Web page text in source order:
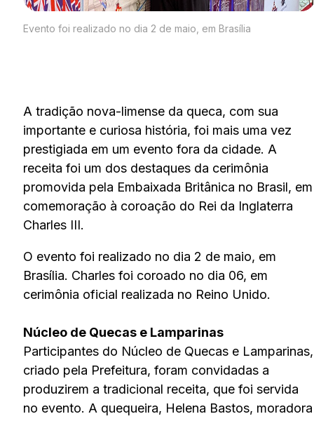
Evento foi realizado no dia 2 de maio, em Brasília
A tradição nova-limense da queca, com sua
importante e curiosa história, foi mais uma vez
prestigiada em um evento fora da cidade. A
receita foi um dos destaques da cerimônia
promovida pela Embaixada Britânica no Brasil, em
comemoração à coroação do Rei da Inglaterra
Charles III.
O evento foi realizado no dia 2 de maio, em
Brasília. Charles foi coroado no dia 06, em
cerimônia oficial realizada no Reino Unido.
Núcleo de Quecas e Lamparinas
Participantes do Núcleo de Quecas e Lamparinas,
criado pela Prefeitura, foram convidadas a
produzirem a tradicional receita, que foi servida
no evento. A quequeira, Helena Bastos, moradora